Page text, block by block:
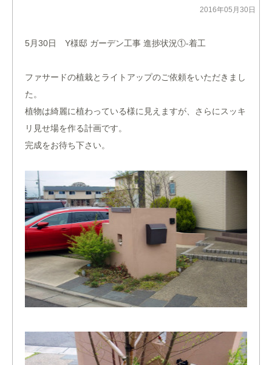
2016年05月30日
5月30日 Y様邸 ガーデン工事 進捗状況①-着工
ファサードの植栽とライトアップのご依頼をいただきまし
た。
植物は綺麗に植わっている様に見えますが、さらにスッキ
リ見せ場を作る計画です。
完成をお待ち下さい。